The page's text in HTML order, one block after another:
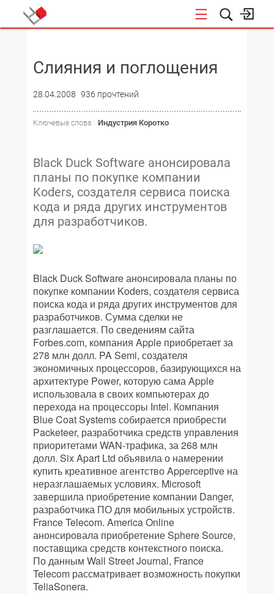
Слияния и поглощения
28.04.2008 936 прочтений
Ключевые слова : Индустрия Коротко
Black Duck Software анонсировала
планы по покупке компании
Koders, создателя сервиса поиска
кода и ряда других инструментов
для разработчиков.
Black Duck Software анонсировала планы по
покупке компании Koders, создателя сервиса
поиска кода и ряда других инструментов для
разработчиков. Сумма сделки не
разглашается. По сведениям сайта
Forbes.com, компания Apple приобретает за
278 млн долл. PA Semi, создателя
экономичных процессоров, базирующихся на
архитектуре Power, которую сама Apple
использовала в своих компьютерах до
перехода на процессоры Intel. Компания
Blue Coat Systems собирается приобрести
Packeteer, разработчика средств управления
приоритетами WAN-трафика, за 268 млн
долл. Six Apart Ltd объявила о намерении
купить креативное агентство Apperceptive на
неразглашаемых условиях. Microsoft
завершила приобретение компании Danger,
разработчика ПО для мобильных устройств.
France Telecom. America Online
анонсировала приобретение Sphere Source,
поставщика средств контекстного поиска.
По данным Wall Street Journal, France
Telecom рассматривает возможность покупки
TeliaSonera.